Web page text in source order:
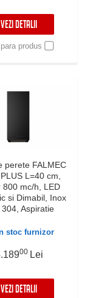
VEZI DETALII
produs
perete FALMEC
L=40 cm,
800 mc/h, LED
si Dimabil, Inox
304, Aspiratie
Garantie 5 ani,
stoc furnizor
00 Lei
VEZI DETALII